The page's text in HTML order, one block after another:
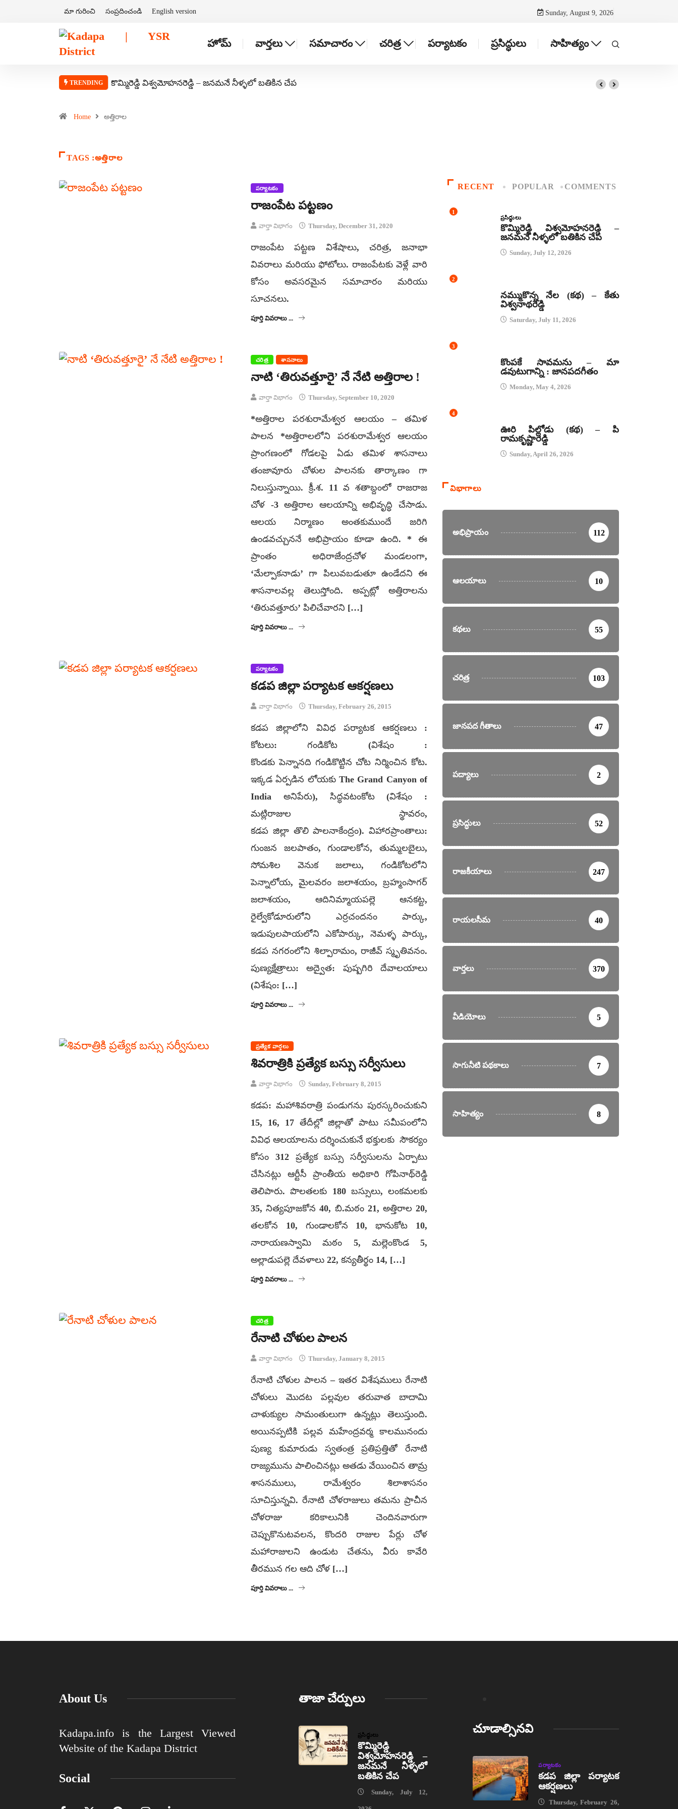
మా గురించి సంప్రదించండి English version Sunday, August 9, 2026
హోమ్ వార్తలు సమాచారం చరిత్ర పర్యాటకం ప్రసిద్ధులు సాహిత్యం
TRENDING కొమ్మిరెడ్డి విశ్వమోహనరెడ్డి – జనమనే నీళ్ళలో బతికిన చేప
Home అత్తిరాల
TAGS :అత్తిరాల
పర్యాటకం
రాజంపేట పట్టణం
వార్తా విభాగం Thursday, December 31, 2020
రాజంపేట పట్టణ విశేషాలు, చరిత్ర, జనాభా
వివరాలు మరియు ఫోటోలు. రాజంపేటకు వెళ్లే వారి
కోసం అవసరమైన సమాచారం మరియు
సూచనలు.
పూర్తి వివరాలు ...
చరిత్ర శాసనాలు
నాటి ‘తిరువత్తూరై’ నే నేటి అత్తిరాల !
వార్తా విభాగం Thursday, September 10, 2020
*అత్తిరాల పరశురామేశ్వర ఆలయం – తమిళ
పాలన *అత్తిరాలలోని పరశురామేశ్వర ఆలయం
ప్రాంగణంలో గోడలపై ఏడు తమిళ శాసనాలు
తంజావూరు చోళుల పాలనకు తార్కాణం గా
నిలుస్తున్నాయి. క్రీ.శ. 11 వ శతాబ్దంలో రాజరాజ
చోళ -3 అత్తిరాల ఆలయాన్ని అభివృద్ధి చేసాడు.
ఆలయ నిర్మాణం అంతకుముందే జరిగి
ఉండవచ్చుననే అభిప్రాయం కూడా ఉంది. * ఈ
ప్రాంతం అధిరాజేంద్రచోళ మండలంగా,
‘మేల్పాకనాడు’ గా పిలువబడుతూ ఉండేదని ఈ
శాసనాలవల్ల తెలుస్తోంది. అప్పట్లో అత్తిరాలను
‘తిరువత్తూరు’ పిలిచేవారని […]
పూర్తి వివరాలు ...
పర్యాటకం
కడప జిల్లా పర్యాటక ఆకర్షణలు
వార్తా విభాగం Thursday, February 26, 2015
కడప జిల్లాలోని వివిధ పర్యాటక ఆకర్షణలు :
కోటలు: గండికోట (విశేషం :
కొండకు పెన్నానది గండికొట్టిన చోట నిర్మించిన కోట.
ఇక్కడ ఏర్పడిన లోయకు The Grand Canyon of
India అనిపేరు), సిద్ధవటంకోట (విశేషం :
మట్లిరాజుల స్థావరం,
కడప జిల్లా తొలి పాలనాకేంద్రం). విహారప్రాంతాలు:
గుంజన జలపాతం, గుండాలకోన, తుమ్మలబైలు,
సోమశిల వెనుక జలాలు, గండికోటలోని
పెన్నాలోయ, మైలవరం జలాశయం, బ్రహ్మంసాగర్
జలాశయం, ఆదినిమ్మాయపల్లె ఆనకట్ట,
రైల్వేకోడూరులోని ఎర్రచందనం పార్కు,
ఇడుపులపాయలోని ఎకోపార్కు, నెమళ్ళ పార్కు,
కడప నగరంలోని శిల్పారామం, రాజీవ్ స్మృతివనం.
పుణ్యక్షేత్రాలు: అద్వైత: పుష్పగిరి దేవాలయాలు
(విశేషం: […]
పూర్తి వివరాలు ...
ప్రత్యేక వార్తలు
శివరాత్రికి ప్రత్యేక బస్సు సర్వీసులు
వార్తా విభాగం Sunday, February 8, 2015
కడప: మహాశివరాత్రి పండుగను పురస్కరించుకుని
15, 16, 17 తేదీల్లో జిల్లాతో పాటు సమీపంలోని
వివిధ ఆలయాలను దర్శించుకునే భక్తులకు సౌకర్యం
కోసం 312 ప్రత్యేక బస్సు సర్వీసులను ఏర్పాటు
చేసినట్లు ఆర్టీసీ ప్రాంతీయ అధికారి గోపినాథ్‌రెడ్డి
తెలిపారు. పొలతలకు 180 బస్సులు, లంకమలకు
35, నిత్యపూజకోన 40, బి.మఠం 21, అత్తిరాల 20,
తలకోన 10, గుండాలకోన 10, భానుకోట 10,
నారాయణస్వామి మఠం 5, మల్లెంకొండ 5,
అల్లాడుపల్లె దేవళాలు 22, కన్యతీర్థం 14, […]
పూర్తి వివరాలు ...
చరిత్ర
రేనాటి చోళుల పాలన
వార్తా విభాగం Thursday, January 8, 2015
రేనాటి చోళుల పాలన – ఇతర విశేషములు రేనాటి
చోళులు మొదట పల్లవుల తరువాత బాదామి
చాళుక్యుల సామంతులుగా ఉన్నట్లు తెలుస్తుంది.
అయినప్పటికి పల్లవ మహేంద్రవర్మ కాలమునందు
పుణ్య కుమారుడు స్వతంత్ర ప్రతిప్రత్తితో రేనాటి
రాజ్యమును పాలించినట్లు అతడు వేయించిన తామ్ర
శాసనములు, రామేశ్వరం శిలాశాసనం
సూచిస్తున్నవి. రేనాటి చోళరాజులు తమను ప్రాచీన
చోళరాజు కరికాలునికి చెందినవారుగా
చెప్పుకొనుటవలన, కొందరి రాజుల పేర్లు చోళ
మహారాజులని ఉండుట చేతను, వీరు కావేరి
తీరమున గల ఆది చోళ […]
పూర్తి వివరాలు ...
RECENT POPULAR COMMENTS
1
ప్రసిద్ధులు
కొమ్మిరెడ్డి విశ్వమోహనరెడ్డి –
జనమనే నీళ్ళలో బతికిన చేప
Sunday, July 12, 2026
2
నమ్ముకొన్న నేల (కథ) – కేతు
విశ్వనాథరెడ్డి
Saturday, July 11, 2026
3
కొంపకే సావమను – మా
డవుటుగాన్ని : జానపదగీతం
Monday, May 4, 2026
4
ఊరి పిల్లోడు (కథ) – పి
రామకృష్ణారెడ్డి
Sunday, April 26, 2026
విభాగాలు
అభిప్రాయం 112
ఆలయాలు 10
కథలు 55
చరిత్ర 103
జానపద గీతాలు 47
పద్యాలు 2
ప్రసిద్ధులు 52
రాజకీయాలు 247
రాయలసీమ 40
వార్తలు 370
వీడియోలు 5
సాగునీటి పథకాలు 7
సాహిత్యం 8
About Us
Kadapa.info is the Largest Viewed
Website of the Kadapa District
Social
తాజా చేర్పులు
ప్రసిద్ధులు
కొమ్మిరెడ్డి
విశ్వమోహనరెడ్డి –
జనమనే నీళ్ళలో
బతికిన చేప
Sunday, July 12,
చూడాల్సినవి
పర్యాటకం
కడప జిల్లా పర్యాటక
ఆకర్షణలు
Thursday, February 26,